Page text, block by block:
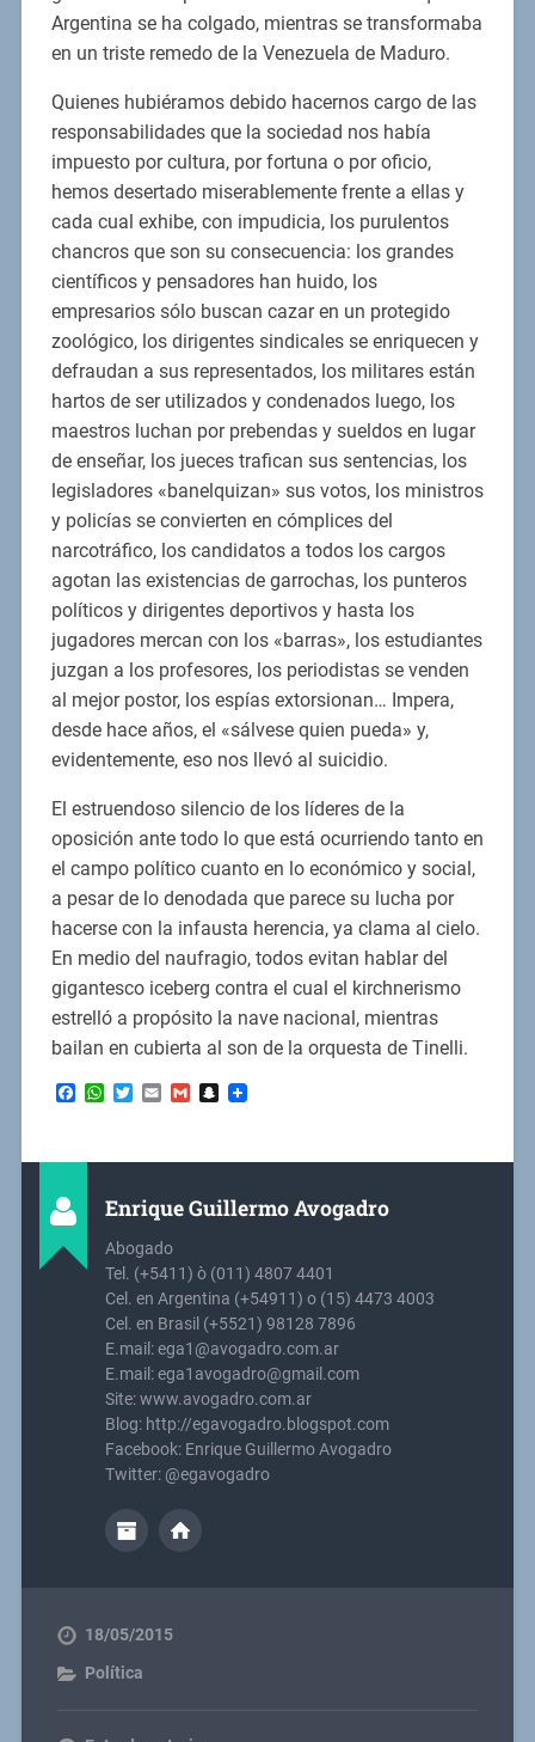
Argentina se ha colgado, mientras se transformaba
en un triste remedo de la Venezuela de Maduro.
Quienes hubiéramos debido hacernos cargo de las
responsabilidades que la sociedad nos había
impuesto por cultura, por fortuna o por oficio,
hemos desertado miserablemente frente a ellas y
cada cual exhibe, con impudicia, los purulentos
chancros que son su consecuencia: los grandes
científicos y pensadores han huido, los
empresarios sólo buscan cazar en un protegido
zoológico, los dirigentes sindicales se enriquecen y
defraudan a sus representados, los militares están
hartos de ser utilizados y condenados luego, los
maestros luchan por prebendas y sueldos en lugar
de enseñar, los jueces trafican sus sentencias, los
legisladores «banelquizan» sus votos, los ministros
y policías se convierten en cómplices del
narcotráfico, los candidatos a todos los cargos
agotan las existencias de garrochas, los punteros
políticos y dirigentes deportivos y hasta los
jugadores mercan con los «barras», los estudiantes
juzgan a los profesores, los periodistas se venden
al mejor postor, los espías extorsionan… Impera,
desde hace años, el «sálvese quien pueda» y,
evidentemente, eso nos llevó al suicidio.
El estruendoso silencio de los líderes de la
oposición ante todo lo que está ocurriendo tanto en
el campo político cuanto en lo económico y social,
a pesar de lo denodada que parece su lucha por
hacerse con la infausta herencia, ya clama al cielo.
En medio del naufragio, todos evitan hablar del
gigantesco iceberg contra el cual el kirchnerismo
estrelló a propósito la nave nacional, mientras
bailan en cubierta al son de la orquesta de Tinelli.
Facebook
WhatsApp
Twitter
EmailGmailSnapchat
Enrique Guillermo Avogadro
Abogado
Tel. (+5411) ò (011) 4807 4401
Cel. en Argentina (+54911) o (15) 4473 4003
Cel. en Brasil (+5521) 98128 7896
E.mail: ega1@avogadro.com.ar
E.mail: ega1avogadro@gmail.com
Site: www.avogadro.com.ar
Blog: http://egavogadro.blogspot.com
Facebook: Enrique Guillermo Avogadro
Twitter: @egavogadro
18/05/2015
Política